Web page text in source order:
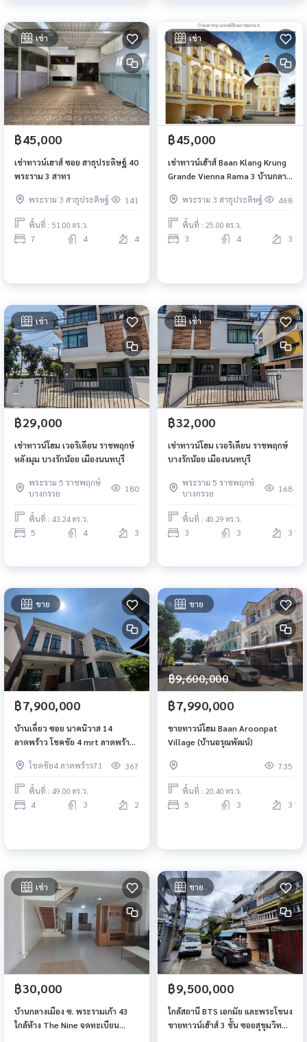
เช่า
฿45,000
เช่าทาวน์เฮาส์ ซอย สาธุประดิษฐ์ 40
พระราม 3 สาทร
พระราม 3 สาธุประดิษฐ์ 141
พื้นที่ : 51.00 ตร.ว.
7 4 4
เช่า
฿45,000
เช่าทาวน์เฮ้าส์ Baan Klang Krung
Grande Vienna Rama 3 บ้านกลาง
พระราม 3 สาธุประดิษฐ์
468
พื้นที่ : 25.00 ตร.ว.
3 4 3
เช่า
฿29,000
เช่าทาวน์โฮม เวอริเดียน ราชพฤกษ์
หลังมุม บางรักน้อย เมืองนนทบุรี
พระราม 5 ราชพฤกษ์
บางกรวย
180
พื้นที่ : 43.24 ตร.ว.
5 4 3
เช่า
฿32,000
เช่าทาวน์โฮม เวอริเดียน ราชพฤกษ์
บางรักน้อย เมืองนนทบุรี
พระราม 5 ราชพฤกษ์
บางกรวย
168
พื้นที่ : 40.29 ตร.ว.
3 3 3
ขาย
฿7,900,000
บ้านเดี่ยว ซอย นาคนิวาส 14
ลาดพร้าว โชคชัย 4 mrt ลาดพร้าว
โชคชัย4 ลาดพร้าว71
367
พื้นที่ : 49.00 ตร.ว.
4 3 2
ขาย
฿9,600,000
฿7,990,000
ขายทาวน์โฮม Baan Aroonpat
Village (บ้านอรุณพัฒน์)
735
พื้นที่ : 20.40 ตร.ว.
5 3 3
เช่า
฿30,000
บ้านกลางเมือง ซ. พระรามเก้า 43
ใกล้ห้าง The Nine จดทะเบียน
ขาย
฿9,500,000
ใกล้สถานี BTS เอกมัย และพระโขนง
ขายทาวน์เฮ้าส์ 3 ชั้น ซอยสุขุมวิท